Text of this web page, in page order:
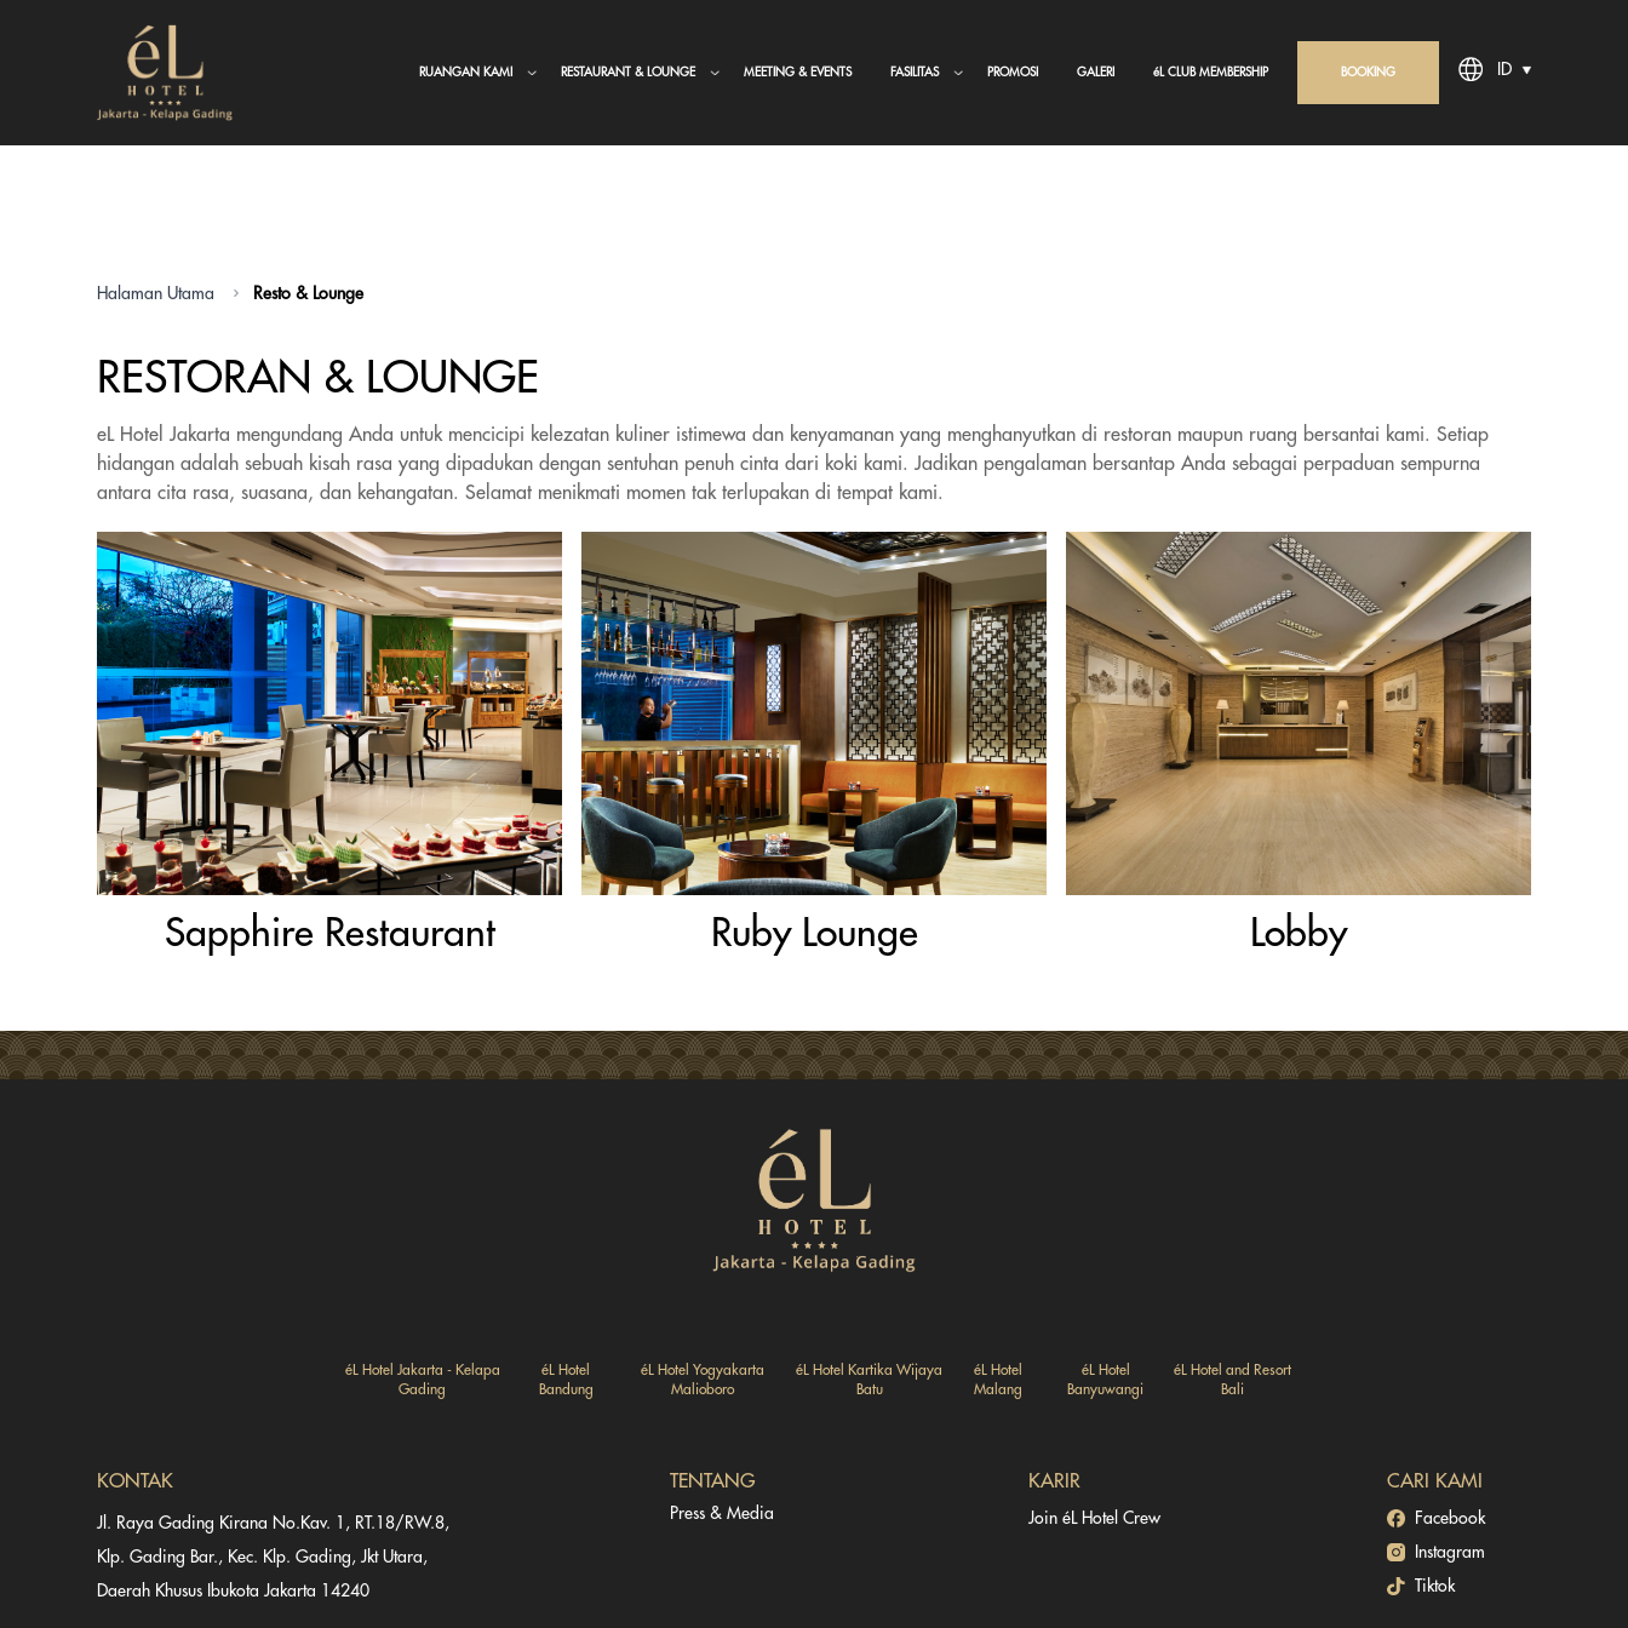
RUANGAN KAMI RESTAURANT & LOUNGE MEETING & EVENTS FASILITAS PROMOSI GALERI éL CLUB MEMBERSHIP BOOKING ID
Halaman Utama Resto & Lounge
RESTORAN & LOUNGE
eL Hotel Jakarta mengundang Anda untuk mencicipi kelezatan kuliner istimewa dan kenyamanan yang menghanyutkan di restoran maupun ruang bersantai kami. Setiap
hidangan adalah sebuah kisah rasa yang dipadukan dengan sentuhan penuh cinta dari koki kami. Jadikan pengalaman bersantap Anda sebagai perpaduan sempurna
antara cita rasa, suasana, dan kehangatan. Selamat menikmati momen tak terlupakan di tempat kami.
Sapphire Restaurant Ruby Lounge Lobby
éL Hotel Jakarta - Kelapa
Gading
éL Hotel
Bandung
éL Hotel Yogyakarta
Malioboro
éL Hotel Kartika Wijaya
Batu
éL Hotel
Malang
éL Hotel
Banyuwangi
éL Hotel and Resort
Bali
KONTAK
Jl. Raya Gading Kirana No.Kav. 1, RT.18/RW.8,
Klp. Gading Bar., Kec. Klp. Gading, Jkt Utara,
Daerah Khusus Ibukota Jakarta 14240
TENTANG
Press & Media
KARIR
Join éL Hotel Crew
CARI KAMI
Facebook
Instagram
Tiktok